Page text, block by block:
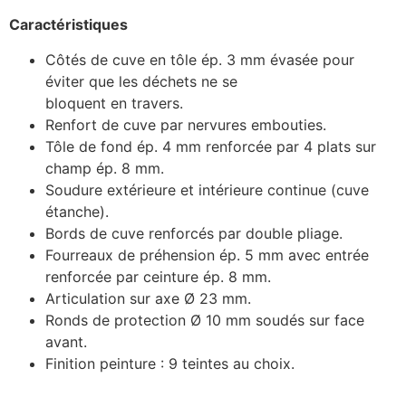
Caractéristiques
Côtés de cuve en tôle ép. 3 mm évasée pour
éviter que les déchets ne se
bloquent en travers.
Renfort de cuve par nervures embouties.
Tôle de fond ép. 4 mm renforcée par 4 plats sur
champ ép. 8 mm.
Soudure extérieure et intérieure continue (cuve
étanche).
Bords de cuve renforcés par double pliage.
Fourreaux de préhension ép. 5 mm avec entrée
renforcée par ceinture ép. 8 mm.
Articulation sur axe Ø 23 mm.
Ronds de protection Ø 10 mm soudés sur face
avant.
Finition peinture : 9 teintes au choix.